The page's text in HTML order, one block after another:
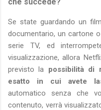
Se state guardando un
documentario, un cartone
serie TV, ed
visualizzazione, allora
previsto la possibilità di
esatto in cui avete
automatico senza che
contenuto, verrà